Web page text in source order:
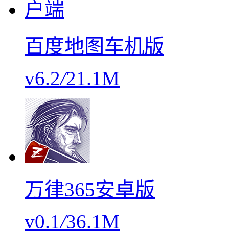
百度地图车机版
v6.2/21.1M
万律365安卓版
v0.1/36.1M